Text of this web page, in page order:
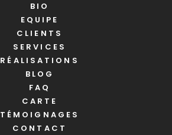
BIO
EQUIPE
CLIENTS
SERVICES
RÉALISATIONS
BLOG
FAQ
CARTE
TÉMOIGNAGES
CONTACT